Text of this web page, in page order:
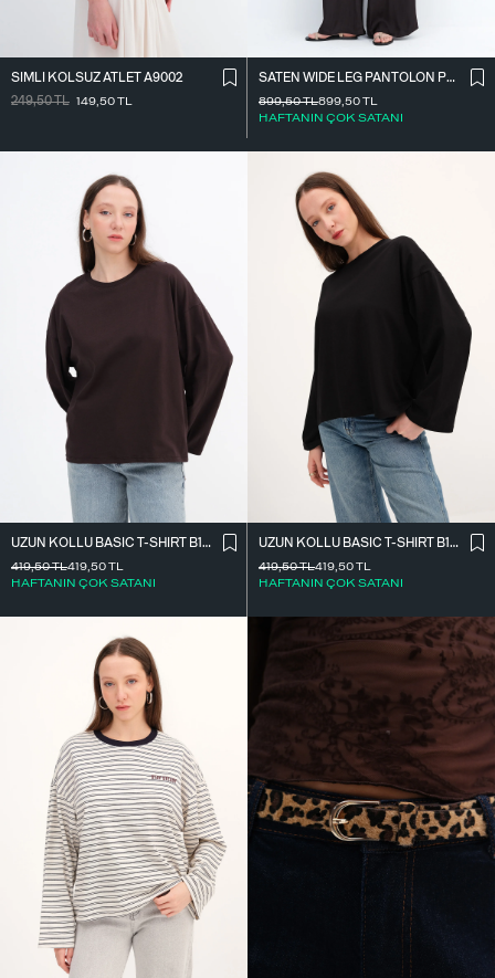
SIMLI KOLSUZ ATLET A9002
249,50TL 149,50TL
SATEN WIDE LEG PANTOLON PN17298
899,50TL
HAFTANIN ÇOK SATANI
899,50TL
UZUN KOLLU BASIC T-SHIRT B10571
419,50TL
HAFTANIN ÇOK SATANI
419,50TL
UZUN KOLLU BASIC T-SHIRT B10571
419,50TL
HAFTANIN ÇOK SATANI
419,50TL